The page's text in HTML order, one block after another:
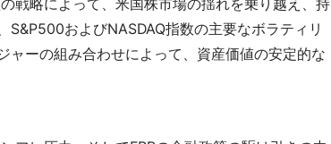
戦略によって、米国株市場の揺れを乗り越え、持
およびNASDAQ指数の主要なボラティリ
ャーの組み合わせによって、資産価値の安定的な